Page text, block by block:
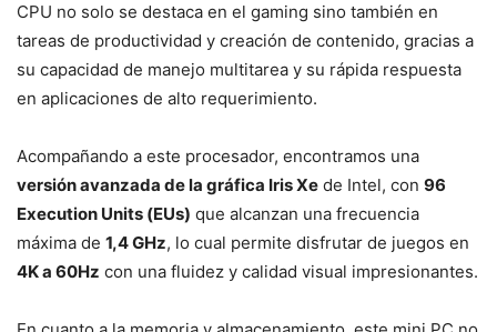
CPU no solo se destaca en el gaming sino también en
tareas de productividad y creación de contenido, gracias a
su capacidad de manejo multitarea y su rápida respuesta
en aplicaciones de alto requerimiento.
Acompañando a este procesador, encontramos una
versión avanzada de la gráfica Iris Xe de Intel, con 96
Execution Units (EUs) que alcanzan una frecuencia
máxima de 1,4 GHz, lo cual permite disfrutar de juegos en
4K a 60Hz con una fluidez y calidad visual impresionantes.